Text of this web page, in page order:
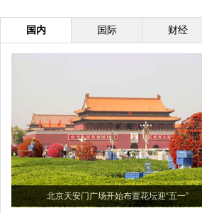
国内 国际 财经
北京天安门广场开始布置花坛迎“五一”